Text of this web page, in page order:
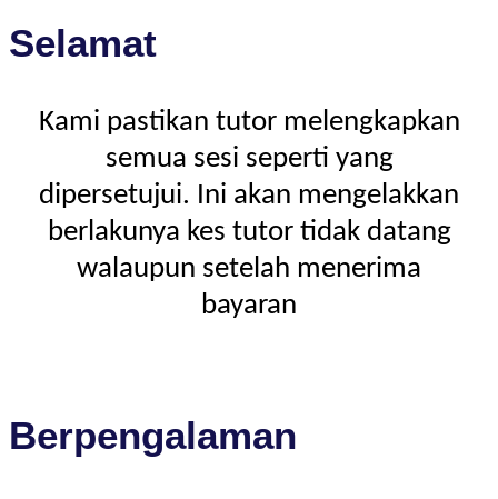
Selamat
Kami pastikan tutor melengkapkan
semua sesi seperti yang
dipersetujui. Ini akan mengelakkan
berlakunya kes tutor tidak datang
walaupun setelah menerima
bayaran
Berpengalaman